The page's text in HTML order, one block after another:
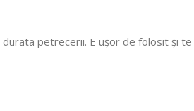
petrecerii. E ușor de folosit și